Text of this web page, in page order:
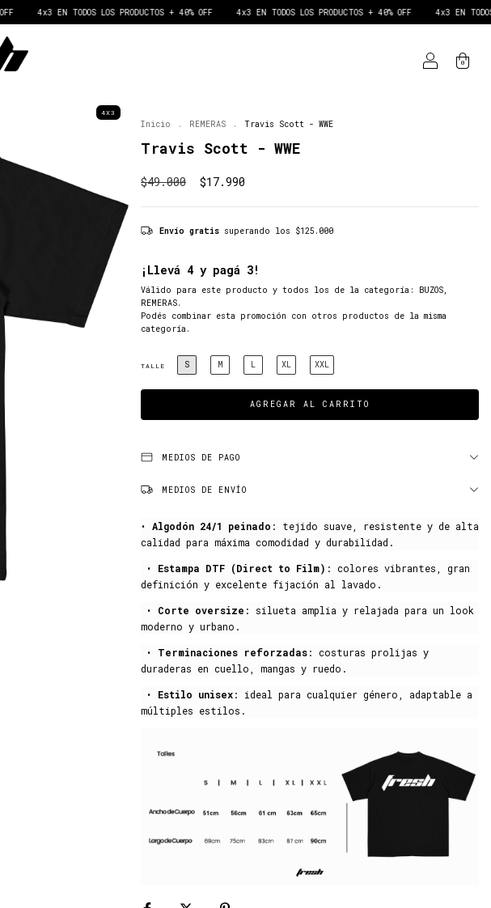
4x3 EN TODOS LOS PRODUCTOS + 40% OFF 4x3 EN TODOS LOS PRODUCTOS + 40% OFF 4x3 EN TODOS LOS
0
4X3
Inicio . REMERAS . Travis Scott - WWE
Travis Scott - WWE
$49.000 $17.990
Envío gratis superando los $125.000
¡Llevá 4 y pagá 3!
Válido para este producto y todos los de la categoría: BUZOS,
REMERAS.
Podés combinar esta promoción con otros productos de la misma
categoría.
TALLE S M L XL XXL
MEDIOS DE PAGO
MEDIOS DE ENVÍO
• Algodón 24/1 peinado : tejido suave, resistente y de alta
calidad para máxima comodidad y durabilidad.
•
Estampa DTF (Direct to Film) : colores vibrantes, gran
definición y excelente fijación al lavado.
•
Corte oversize : silueta amplia y relajada para un look
moderno y urbano.
•
Terminaciones reforzadas: costuras prolijas y
duraderas en cuello, mangas y ruedo.
•
Estilo unisex: ideal para cualquier género, adaptable a
múltiples estilos.